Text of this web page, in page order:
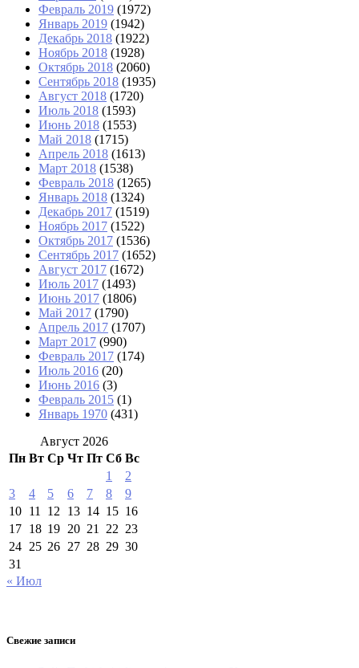
Февраль 2019 (1972)
Январь 2019 (1942)
Декабрь 2018 (1922)
Ноябрь 2018 (1928)
Октябрь 2018 (2060)
Сентябрь 2018 (1935)
Август 2018 (1720)
Июль 2018 (1593)
Июнь 2018 (1553)
Май 2018 (1715)
Апрель 2018 (1613)
Март 2018 (1538)
Февраль 2018 (1265)
Январь 2018 (1324)
Декабрь 2017 (1519)
Ноябрь 2017 (1522)
Октябрь 2017 (1536)
Сентябрь 2017 (1652)
Август 2017 (1672)
Июль 2017 (1493)
Июнь 2017 (1806)
Май 2017 (1790)
Апрель 2017 (1707)
Март 2017 (990)
Февраль 2017 (174)
Июль 2016 (20)
Июнь 2016 (3)
Февраль 2015 (1)
Январь 1970 (431)
Август 2026
Пн Вт Ср Чт Пт Сб Вс
1
2
3
4 5 6 7 8
9
10 11 12 13 14 15 16
17 18 19 20 21 22 23
24 25 26 27 28 29 30
31
« Июл
Свежие записи